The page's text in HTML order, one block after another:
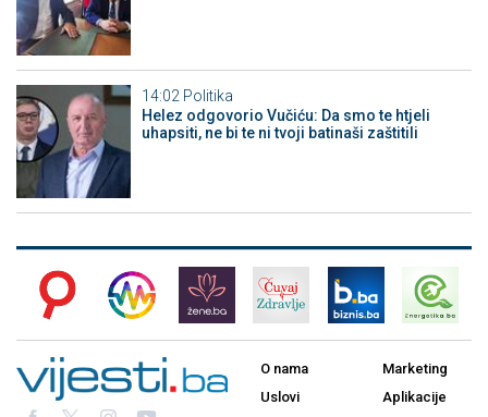
14:02 Politika
Helez odgovorio Vučiću: Da smo te htjeli
uhapsiti, ne bi te ni tvoji batinaši zaštitili
O nama
Uslovi
Marketing
Aplikacije